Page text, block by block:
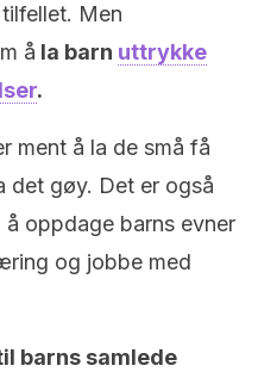
Men
å la barn uttrykke
.
ment å la de små få
det gøy. Det er også
oppdage barns evner
og jobbe med
barns samlede